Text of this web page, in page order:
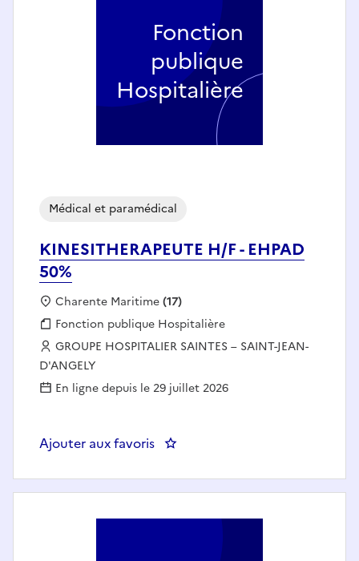
KINESITHERAPEUTE H/F - EHPAD
50%
Médical et paramédical
Localisation :
Charente Maritime(17)
Fonction publique :
Fonction publique Hospitalière
Employeur :
GROUPE HOSPITALIER SAINTES – SAINT-JEAN-
D'ANGELY
En ligne depuis le 29 juillet 2026
Ajouter aux favoris : KINESITHERAPEUTE H/F -
Fonction
publique
Hospitalière